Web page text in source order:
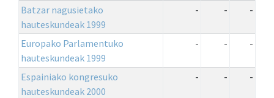
Batzar nagusietako
hauteskundeak 1999
- - -
Europako Parlamentuko
hauteskundeak 1999
- - -
Espainiako kongresuko
hauteskundeak 2000
- - -